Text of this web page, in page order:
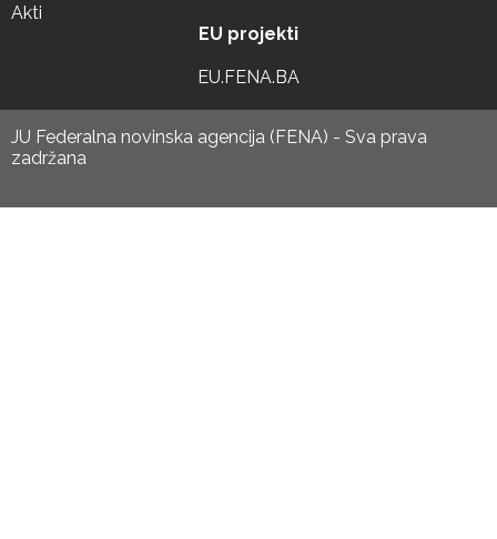
Akti
EU projekti
EU.FENA.BA
JU Federalna novinska agencija (FENA) - Sva prava
zadržana